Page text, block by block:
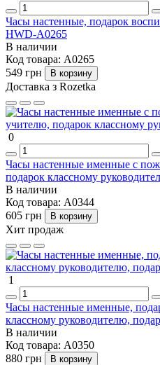
Часы настенные, подарок
HWD-A0265
В наличии
Код товара: A0265
549 грн
В корзину
Доставка з Rozetka
0
Часы настенные именные с
подарок классному
В наличии
Код товара: A0344
605 грн
В корзину
Хит продаж
1
Часы настенные именные,
классному руководителю,
В наличии
Код товара: A0350
880 грн
В корзину